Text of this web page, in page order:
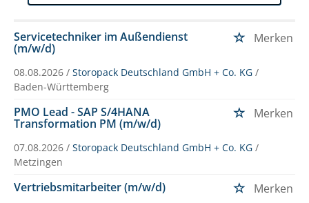
Servicetechniker im Außendienst
(m/w/d)
Merken
08.08.2026 / Storopack Deutschland GmbH + Co. KG /
Baden-Württemberg
PMO Lead - SAP S/4HANA
Transformation PM (m/w/d)
Merken
07.08.2026 / Storopack Deutschland GmbH + Co. KG /
Metzingen
Vertriebsmitarbeiter (m/w/d) Merken